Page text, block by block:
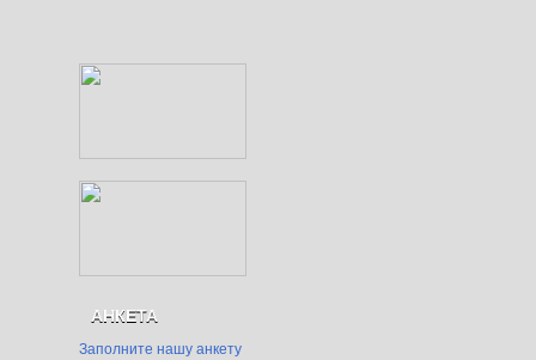
АНКЕТА
Заполните нашу анкету